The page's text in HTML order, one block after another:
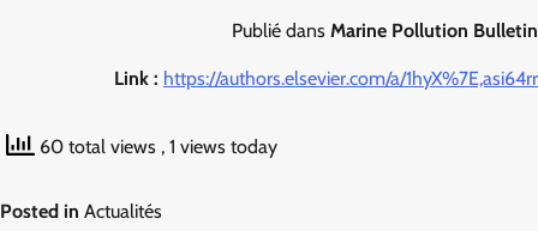
Publié dans Marine Pollution Bulletin
Link : https://authors.elsevier.com/a/1hyX%7E,asi64rr
60 total views , 1 views today
Posted in Actualités